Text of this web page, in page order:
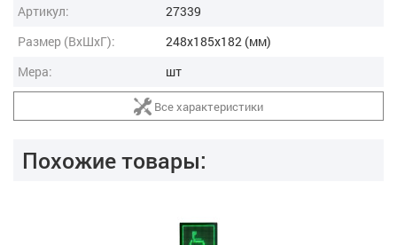
Артикул:
27339
Размер (ВxШxГ):
248x185x182 (мм)
Мера:
шт
Все характеристики
Похожие товары: